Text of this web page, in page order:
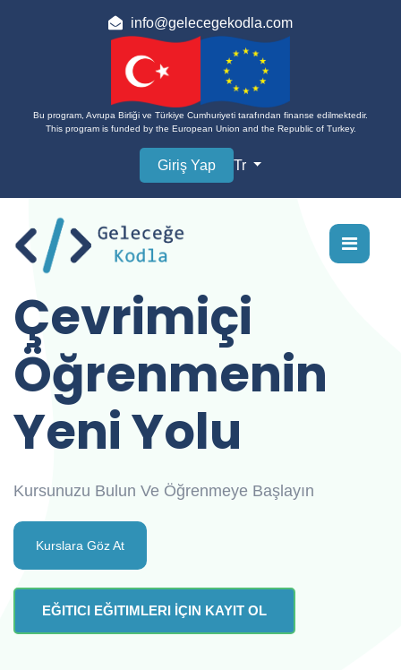
info@gelecegekodla.com
Bu program, Avrupa Birliği ve Türkiye Cumhuriyeti tarafından finanse edilmektedir.
This program is funded by the European Union and the Republic of Turkey.
Giriş Yap Tr
Çevrimiçi
Öğrenmenin
Yeni Yolu
Kursunuzu Bulun Ve Öğrenmeye Başlayın
Kurslara Göz At
EĞITICI EĞITIMLERI İÇIN KAYIT OL